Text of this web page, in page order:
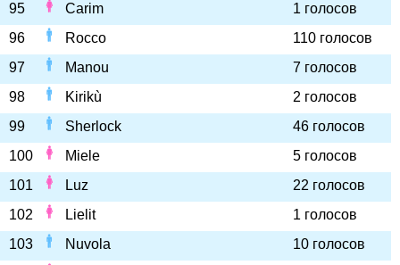
95
Carim
1 голосов
96
Rocco
110 голосов
97
Manou
7 голосов
98
Kirikù
2 голосов
99
Sherlock
46 голосов
100
Miele
5 голосов
101
Luz
22 голосов
102
Lielit
1 голосов
103
Nuvola
10 голосов